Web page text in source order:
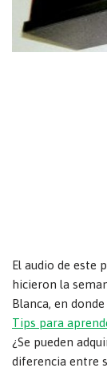
El audio de este
hicieron la
Blanca, en
Tips para
¿Se pueden
diferencia entre